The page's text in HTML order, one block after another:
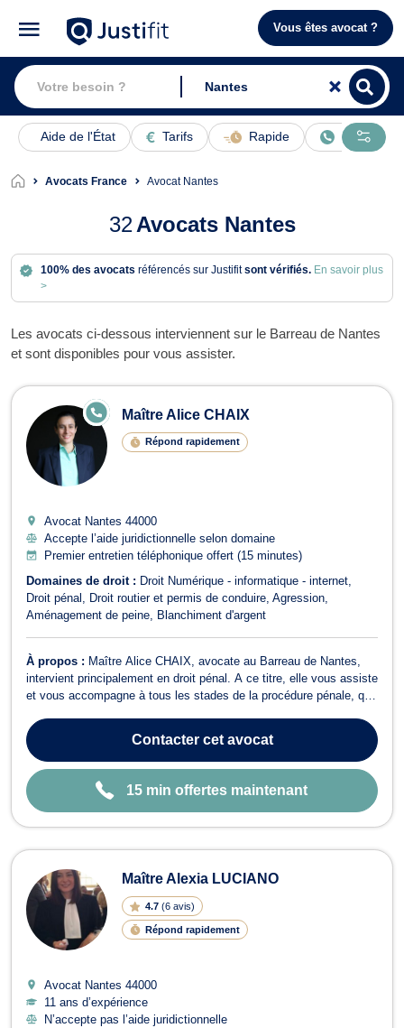
Vous êtes avocat ?
Aide de l'État Tarifs Rapide En ligne
Avocats France Avocat Nantes
32 Avocats Nantes
100% des avocats référencés sur Justifitsont vérifiés. En savoir plus
>
Les avocats ci-dessous interviennent sur le Barreau de Nantes
et sont disponibles pour vous assister.
Avocats à Nantes
Maître Alice CHAIX
Répond rapidement
E
N
E
Avocat Nantes 44000
Accepte l’aide juridictionnelle selon domaine
Premier entretien téléphonique offert (15 minutes)
Domaines de droit : Droit Numérique - informatique - internet
Droit pénal
Droit routier et permis de conduire Agression
Aménagement de peine
Blanchiment d'argent
À propos : Maître Alice CHAIX, avocate au Barreau de Nantes,
intervient principalement en droit pénal. A ce titre, elle vous assiste
et vous accompagne à tous les stades de la procédure pénale, que
plainte ou de son suivi (préparation et assistance avant le dépôt en
c...
Contactercet avocat
15 min offertes maintenant
Maître Alexia LUCIANO
4.7 (6 avis)
Répond rapidement
Avocat Nantes 44000
11 ans d’expérience
N’accepte pas l’aide juridictionnelle